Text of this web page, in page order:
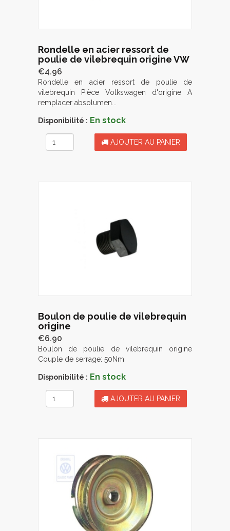
Rondelle en acier ressort de
poulie de vilebrequin origine VW
€4.96
Rondelle en acier ressort de poulie de
vilebrequin Pièce Volkswagen d'origine A
remplacer absolumen...
Disponibilité : En stock
AJOUTER AU PANIER
Boulon de poulie de vilebrequin
origine
€6.90
Boulon de poulie de vilebrequin origine
Couple de serrage: 50Nm
Disponibilité : En stock
AJOUTER AU PANIER